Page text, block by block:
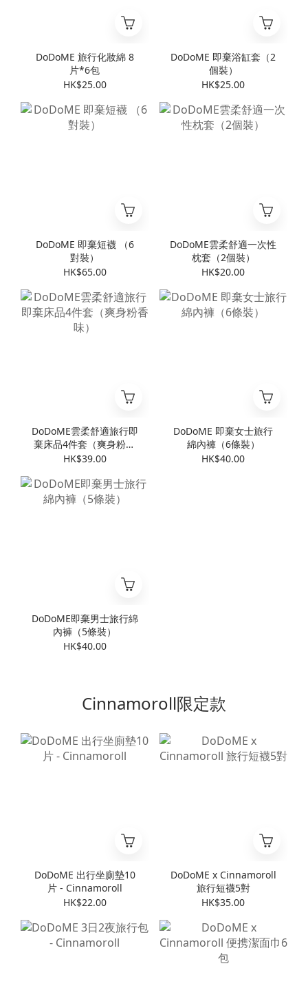
DoDoME 旅行化妝綿 8
片*6包
HK$25.00
DoDoME 即棄浴缸套（2
個裝）
HK$25.00
DoDoME 即棄短襪 （6
對裝）
HK$65.00
DoDoME雲柔舒適一次性
枕套（2個裝）
HK$20.00
DoDoME雲柔舒適旅行即
棄床品4件套（爽身粉香
味）
HK$39.00
DoDoME 即棄女士旅行
綿內褲（6條裝）
HK$40.00
DoDoME即棄男士旅行綿
內褲（5條裝）
HK$40.00
Cinnamoroll限定款
DoDoME 出行坐廁墊10
片 - Cinnamoroll
HK$22.00
DoDoME x Cinnamoroll
旅行短襪5對
HK$35.00